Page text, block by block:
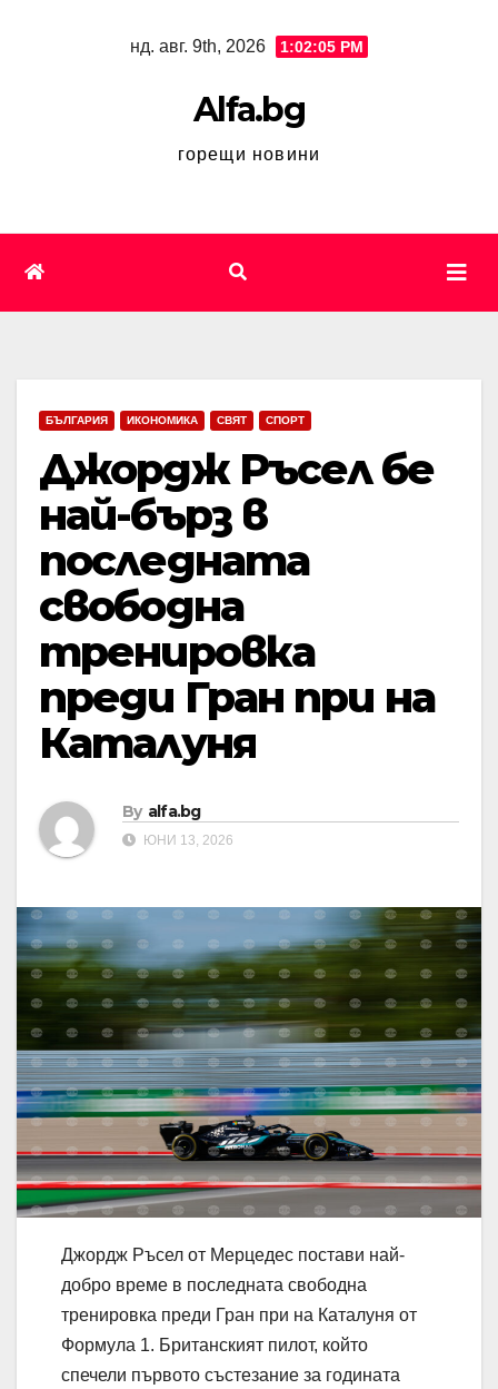
нд. авг. 9th, 2026 1:02:06 PM
Alfa.bg
горещи новини
БЪЛГАРИЯ ИКОНОМИКА СВЯТ СПОРТ
Джордж Ръсел бе
най-бърз в
последната
свободна
тренировка
преди Гран при на
Каталуня
By alfa.bg
ЮНИ 13, 2026
Джордж Ръсел от Мерцедес постави най-
добро време в последната свободна
тренировка преди Гран при на Каталуня от
Формула 1. Британският пилот, който
спечели първото състезание за годината